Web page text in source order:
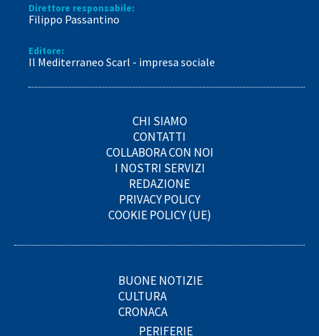
Direttore responsabile:
Filippo Passantino
Editore:
Il Mediterraneo Scarl - impresa sociale
CHI SIAMO
CONTATTI
COLLABORA CON NOI
I NOSTRI SERVIZI
REDAZIONE
PRIVACY POLICY
COOKIE POLICY (UE)
BUONE NOTIZIE
CULTURA
CRONACA
PERIFERIE